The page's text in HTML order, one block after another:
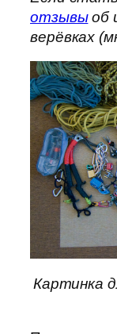
отзывыоб
верёвках
Картинка